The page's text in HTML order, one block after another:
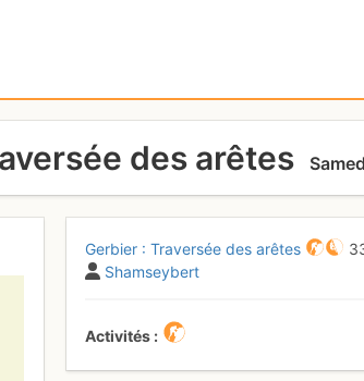
des arêtes
Gerbier : Traversée des arêtes
Shamseybert
Activités